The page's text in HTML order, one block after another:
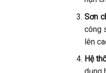
Sơn
công
lên
Hệ